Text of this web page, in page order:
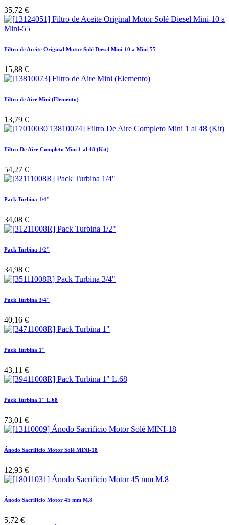
35,72 €
Filtro de Aceite Original Motor Solé Diesel Mini-10 a Mini-55
15,88 €
Filtro de Aire Mini (Elemento)
13,79 €
Filtro De Aire Completo Mini 1 al 48 (Kit)
54,27 €
Pack Turbina 1/4"
34,08 €
Pack Turbina 1/2"
34,98 €
Pack Turbina 3/4"
40,16 €
Pack Turbina 1"
43,11 €
Pack Turbina 1" L.68
73,01 €
Ánodo Sacrificio Motor Solé MINI-18
12,93 €
Ánodo Sacrificio Motor 45 mm M.8
5,72 €